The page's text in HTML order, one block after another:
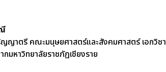
ญาตรี คณะมนุษยศาสตร์และสังคมศาสตร์ เอกวิชา
กมหาวิทยาลัยราชภัฏเชียงราย